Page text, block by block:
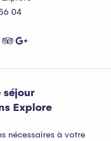
04
séjour
Explore
nécessaires à votre